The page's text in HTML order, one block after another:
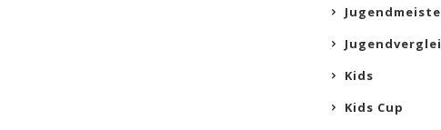
Kids
Kids Cup